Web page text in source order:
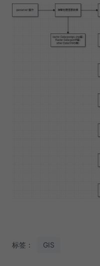
标签： GIS